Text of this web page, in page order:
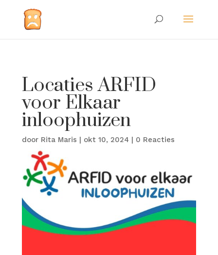
Locaties ARFID
voor Elkaar
inloophuizen
door Rita Maris | okt 10, 2024 | 0 Reacties